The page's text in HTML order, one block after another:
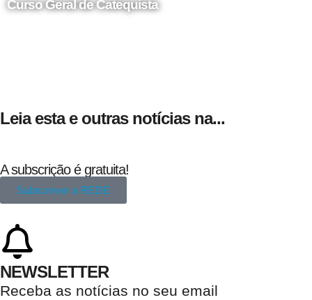
Curso Geral de Catequista
Leia esta e outras notícias na...
A subscrição é gratuita!
Subscrever a REDE
NEWSLETTER
Receba as notícias no seu email​